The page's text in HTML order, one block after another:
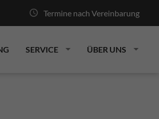
Termine nach Vereinbarung
SERVICE ÜBER UNS